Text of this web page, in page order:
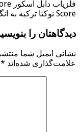
Score نوکتا ترکیه به انگلیسی Double Score …
دیدگاهتان را
نشانی ایمیل شما
علامت‌گذاری شده‌اند *